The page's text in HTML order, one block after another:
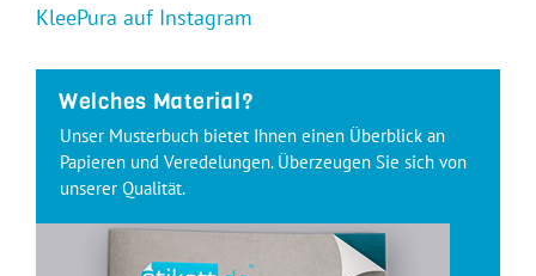
KleePura auf Instagram
Welches Material?
Unser Musterbuch bietet Ihnen einen Überblick an
Papieren und Veredelungen. Überzeugen Sie sich von
unserer Qualität.